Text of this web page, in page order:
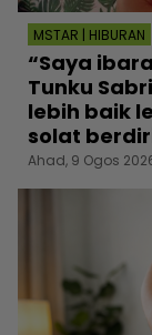
MSTAR | HIBURAN
“Saya
Tunku
lebih baik
solat
Ahad, 9 Ogos